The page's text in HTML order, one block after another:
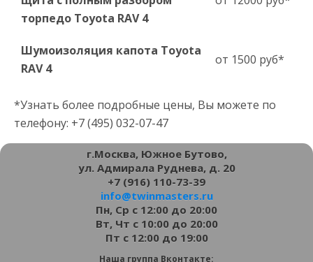
торпедо Toyota RAV 4
Шумоизоляция капота Toyota
RAV 4
от 1500 руб*
*Узнать более подробные цены, Вы можете по
телефону: +7 (495) 032-07-47
г.Москва, Южное Бутово,
ул. Адмирала Руднева, д. 20
+7 (916) 110-73-39
info@twinmasters.ru
Пн, Ср с 12:00 до 20:00
Вт, Чт с 10:00 до 20:00
Пт с 12:00 до 19:00
Наша группа Вконтакте: